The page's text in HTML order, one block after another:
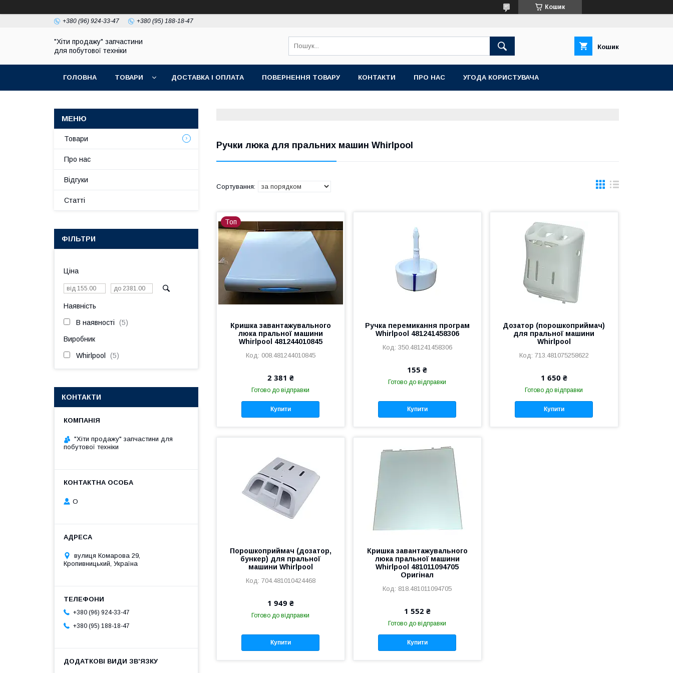
Кошик
+380 (96) 924-33-47 +380 (95) 188-18-47
"Хіти продажу" запчастини
для побутової техніки
Кошик
ГОЛОВНА ТОВАРИ ДОСТАВКА І ОПЛАТА ПОВЕРНЕННЯ ТОВАРУ КОНТАКТИ ПРО НАС УГОДА КОРИСТУВАЧА
Ручки люка для пральних машин Whirlpool
Топ
Кришка завантажувального
люка пральної машини
Whirlpool 481244010845
008.481244010845
2 381 ₴
Готово до відправки
Купити
Ручка перемикання програм
Whirlpool 481241458306
350.481241458306
155 ₴
Готово до відправки
Купити
Дозатор (порошкоприймач)
для пральної машини
Whirlpool
713.481075258622
1 650 ₴
Готово до відправки
Купити
Порошкоприймач (дозатор,
бункер) для пральної
машини Whirlpool
704.481010424468
1 949 ₴
Готово до відправки
Купити
Кришка завантажувального
люка пральної машини
Whirlpool 481011094705
Оригінал
818.481011094705
1 552 ₴
Готово до відправки
Купити
Товари
Про нас
Відгуки
Статті
ФІЛЬТРИ
Ціна
Наявність
В наявності 5
Виробник
Whirlpool 5
КОНТАКТИ
"Хіти продажу" запчастини для
побутової техніки
О
вулиця Комарова 29,
Кропивницький, Україна
+380 (96) 924-33-47
+380 (95) 188-18-47